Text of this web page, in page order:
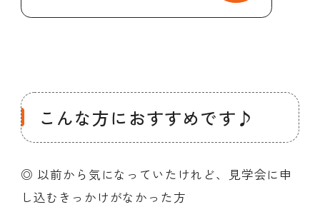
こんな方におすすめです♪
◎ 以前から気になっていたけれど、見学会に申
し込むきっかけがなかった方